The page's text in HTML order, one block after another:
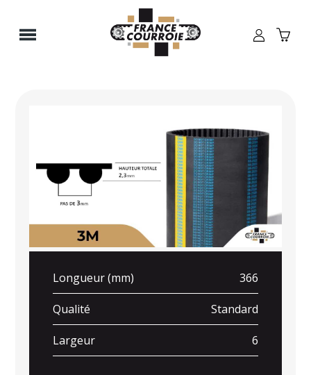
Longueur (mm) 366
Qualité Standard
Largeur 6
Panneau de gestion des cookies